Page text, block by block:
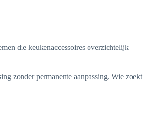
die keukenaccessoires overzichtelijk
zonder permanente aanpassing. Wie zoekt